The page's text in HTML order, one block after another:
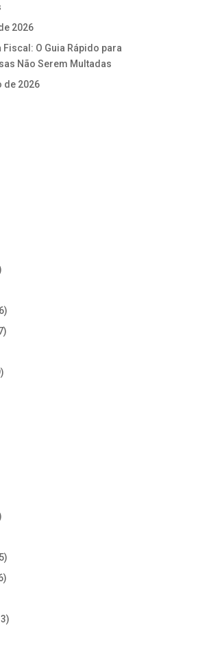
2026
Fiscal: O Guia Rápido para
Não Serem Multadas
de 2026